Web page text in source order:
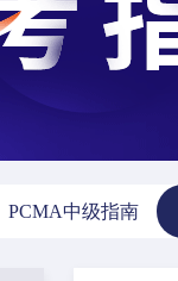
PCMA中级指南